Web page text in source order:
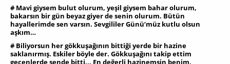
# Mavi giysem bulut olurum, yeşil giysem bahar olurum,
bakarsın bir gün beyaz giyer de senin olurum. Bütün
hayallerimde sen varsın. Sevgililer Günü’müz kutlu olsun
aşkım…
# Biliyorsun her gökkuşağının bittiği yerde bir hazine
saklanırmış. Eskiler böyle der. Gökkuşağını takip ettim
geçenlerde sende bitti... En değerli hazinemsin benim,